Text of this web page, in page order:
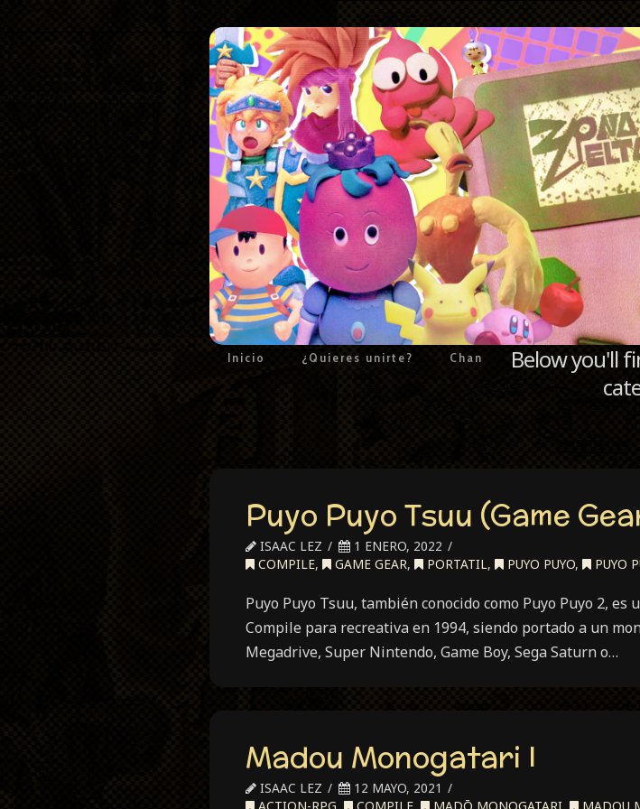
Inicio ¿Quieres unirte? Chan
Below you'll
Puyo Puyo Tsuu (Game
ISAAC LEZ
1 ENERO, 2022
COMPILE, GAME GEAR, PORTATIL, PUYO PUYO, PUYO
Puyo Puyo Tsuu, también conocido como Puyo Puyo 2,
Compile para recreativa en 1994, siendo portado a un
Megadrive, Super Nintendo, Game Boy, Sega Saturn o…
Madou Monogatari I
ISAAC LEZ
12 MAYO, 2021
ACTION-RPG
COMPILE MADŌ MONOGATARI MADOU